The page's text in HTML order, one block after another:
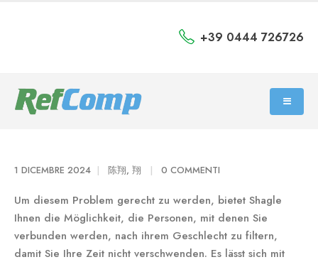
+39 0444 726726
1 DICEMBRE 2024 陈翔, 翔 0 COMMENTI
Um diesem Problem gerecht zu werden, bietet Shagle
Ihnen die Möglichkeit, die Personen, mit denen Sie
verbunden werden, nach ihrem Geschlecht zu filtern,
damit Sie Ihre Zeit nicht verschwenden. Es lässt sich mit